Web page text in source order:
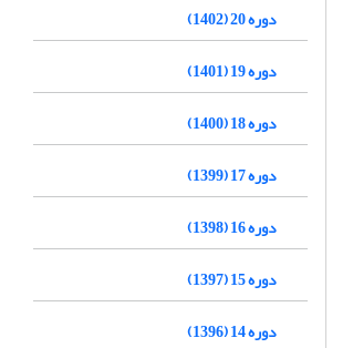
دوره 20 (1402)
دوره 19 (1401)
دوره 18 (1400)
دوره 17 (1399)
دوره 16 (1398)
دوره 15 (1397)
دوره 14 (1396)